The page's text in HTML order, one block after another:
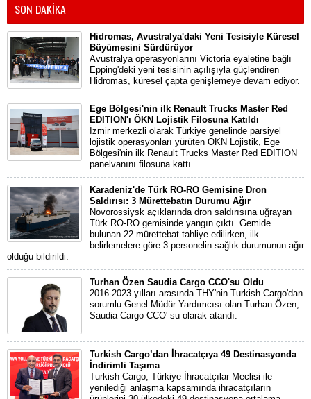
SON DAKİKA
Hidromas, Avustralya'daki Yeni Tesisiyle Küresel
Büyümesini Sürdürüyor
Avustralya operasyonlarını Victoria eyaletine bağlı
Epping'deki yeni tesisinin açılışıyla güçlendiren
Hidromas, küresel çapta genişlemeye devam ediyor.
Ege Bölgesi'nin ilk Renault Trucks Master Red
EDITION'ı ÖKN Lojistik Filosuna Katıldı
İzmir merkezli olarak Türkiye genelinde parsiyel
lojistik operasyonları yürüten ÖKN Lojistik, Ege
Bölgesi'nin ilk Renault Trucks Master Red EDITION
panelvanını filosuna kattı.
Karadeniz'de Türk RO-RO Gemisine Dron
Saldırısı: 3 Mürettebatın Durumu Ağır
Novorossiysk açıklarında dron saldırısına uğrayan
Türk RO-RO gemisinde yangın çıktı. Gemide
bulunan 22 mürettebat tahliye edilirken, ilk
belirlemelere göre 3 personelin sağlık durumunun ağır
olduğu bildirildi.
Turhan Özen Saudia Cargo CCO'su Oldu
2016-2023 yılları arasında THY'nin Turkish Cargo'dan
sorumlu Genel Müdür Yardımcısı olan Turhan Özen,
Saudia Cargo CCO' su olarak atandı.
Turkish Cargo’dan İhracatçıya 49 Destinasyonda
İndirimli Taşıma
Turkish Cargo, Türkiye İhracatçılar Meclisi ile
yenilediği anlaşma kapsamında ihracatçıların